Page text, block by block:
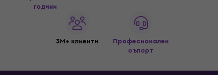
години
3M+ клиенти
Професионален
съпорт